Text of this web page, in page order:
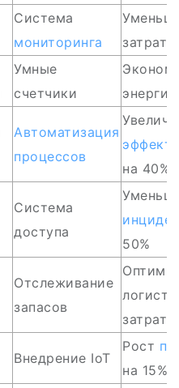
Система
мониторинга
затрат
Умные
счетчики
энергии
Автоматизация
процессов
на 40%
Система
доступа
50%
Отслеживание
запасов
затрат
Внедрение IoT
Рост
на 15%